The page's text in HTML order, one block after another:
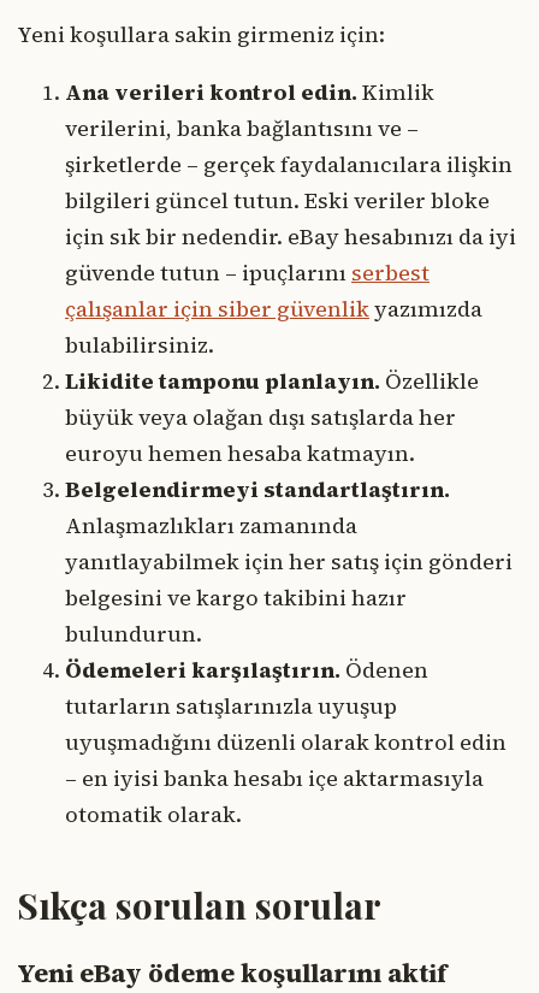
Yeni koşullara sakin girmeniz için:
Ana verileri kontrol edin. Kimlik
verilerini, banka bağlantısını ve –
şirketlerde – gerçek faydalanıcılara ilişkin
bilgileri güncel tutun. Eski veriler bloke
için sık bir nedendir. eBay hesabınızı da iyi
güvende tutun – ipuçlarını serbest
çalışanlar için siber güvenlikyazımızda
bulabilirsiniz.
Likidite tamponu planlayın. Özellikle
büyük veya olağan dışı satışlarda her
euroyu hemen hesaba katmayın.
Belgelendirmeyi standartlaştırın.
Anlaşmazlıkları zamanında
yanıtlayabilmek için her satış için gönderi
belgesini ve kargo takibini hazır
bulundurun.
Ödemeleri karşılaştırın. Ödenen
tutarların satışlarınızla uyuşup
uyuşmadığını düzenli olarak kontrol edin
– en iyisi banka hesabı içe aktarmasıyla
otomatik olarak.
Sıkça sorulan sorular
Yeni eBay ödeme koşullarını aktif